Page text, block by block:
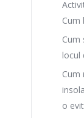
Cum
Cum
locul
Cum
o